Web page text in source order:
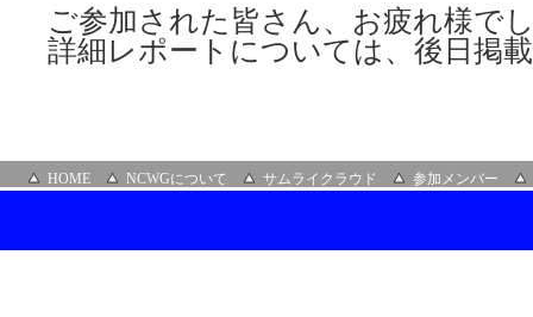
ご参加された皆さん、お疲れ様で
詳細レポートについては、後日掲
HOME NCWGについて サムライクラウド 参加メンバー